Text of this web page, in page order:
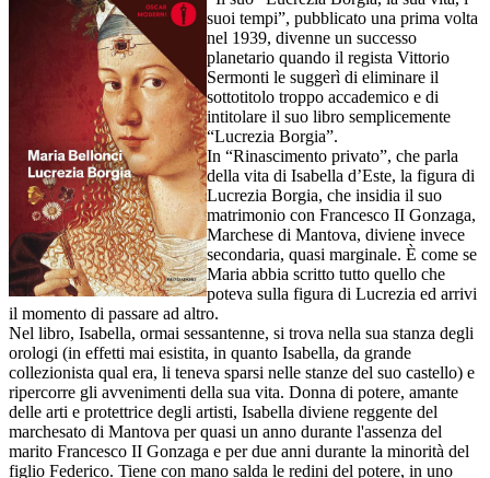
suoi tempi”, pubblicato una prima volta
nel 1939, divenne un successo
planetario quando il regista Vittorio
Sermonti le suggerì di eliminare il
sottotitolo troppo accademico e di
intitolare il suo libro semplicemente
“Lucrezia Borgia”.
In “Rinascimento privato”, che parla
della vita di Isabella d’Este, la figura di
Lucrezia Borgia, che insidia il suo
matrimonio con Francesco II Gonzaga,
Marchese di Mantova, diviene invece
secondaria, quasi marginale. È come se
Maria abbia scritto tutto quello che
poteva sulla figura di Lucrezia ed arrivi
il momento di passare ad altro.
Nel libro, Isabella, ormai sessantenne, si trova nella sua stanza degli
orologi (in effetti mai esistita, in quanto Isabella, da grande
collezionista qual era, li teneva sparsi nelle stanze del suo castello) e
ripercorre gli avvenimenti della sua vita. Donna di potere, amante
delle arti e protettrice degli artisti, Isabella diviene reggente del
marchesato di Mantova per quasi un anno durante l'assenza del
marito Francesco II Gonzaga e per due anni durante la minorità del
figlio Federico. Tiene con mano salda le redini del potere, in uno